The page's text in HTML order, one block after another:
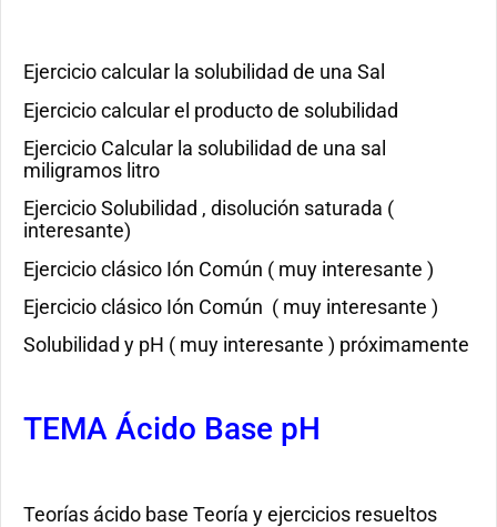
Ejercicio calcular la solubilidad de una Sal
Ejercicio calcular el producto de solubilidad
Ejercicio Calcular la solubilidad de una sal
miligramos litro
Ejercicio Solubilidad , disolución saturada (
interesante)
Ejercicio clásico Ión Común ( muy interesante )
Ejercicio clásico Ión Común ( muy interesante )
Solubilidad y pH ( muy interesante ) próximamente
TEMA Ácido Base pH
Teorías ácido base Teoría y ejercicios resueltos